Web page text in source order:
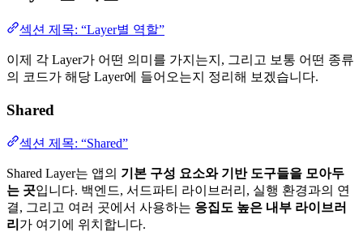
섹션 제목: “Layer별 역할”
이제 각 Layer가 어떤 의미를 가지는지, 그리고 보통 어떤 종류
의 코드가 해당 Layer에 들어오는지 정리해 보겠습니다.
Shared
섹션 제목: “Shared”
Shared Layer는 앱의 기본 구성 요소와 기반 도구들을 모아두
는 곳입니다. 백엔드, 서드파티 라이브러리, 실행 환경과의 연
결, 그리고 여러 곳에서 사용하는 응집도 높은 내부 라이브러
리 가 여기에 위치합니다.